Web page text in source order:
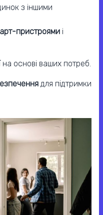
з іншими
пристроями і
на основі ваших потреб.
для підтримки